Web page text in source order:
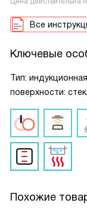
Все
Ключевые
Тип:
поверхности:
Похожие